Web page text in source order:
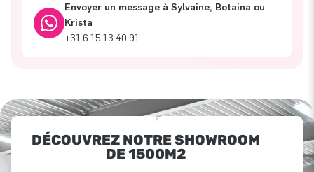
Envoyer un message à Sylvaine, Botaina ou
Krista
+31 6 15 13 40 91
DÉCOUVREZ NOTRE SHOWROOM
DE 1500M2